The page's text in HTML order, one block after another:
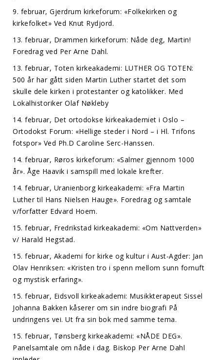
9. februar, Gjerdrum kirkeforum: «Folkekirken og
kirkefolket» Ved Knut Rydjord.
13. februar, Drammen kirkeforum: Nåde deg, Martin!
Foredrag ved Per Arne Dahl.
13. februar, Toten kirkeakademi: LUTHER OG TOTEN:
500 år har gått siden Martin Luther startet det som
skulle dele kirken i protestanter og katolikker. Med
Lokalhistoriker Olaf Nøkleby
14. februar, Det ortodokse kirkeakademiet i Oslo –
Ortodokst Forum: «Hellige steder i Nord – i Hl. Trifons
fotspor» Ved Ph.D Caroline Serc-Hanssen.
14. februar, Røros kirkeforum: «Salmer gjennom 1000
år». Åge Haavik i samspill med lokale krefter.
14. februar, Uranienborg kirkeakademi: «Fra Martin
Luther til Hans Nielsen Hauge». Foredrag og samtale
v/forfatter Edvard Hoem.
15. februar, Fredrikstad kirkeakademi: «Om Nattverden»
v/ Harald Hegstad.
15. februar, Akademi for kirke og kultur i Aust-Agder: Jan
Olav Henriksen: «Kristen tro i spenn mellom sunn fornuft
og mystisk erfaring».
15. februar, Eidsvoll kirkeakademi: Musikkterapeut Sissel
Johanna Bakken kåserer om sin indre biografi På
undringens vei. Ut fra sin bok med samme tema.
15. februar, Tønsberg kirkeakademi: «NÅDE DEG».
Panelsamtale om nåde i dag. Biskop Per Arne Dahl